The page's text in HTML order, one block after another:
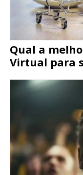
Qual a
Virtual para